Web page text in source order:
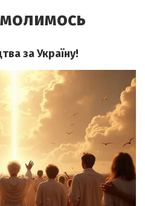
за Україну!